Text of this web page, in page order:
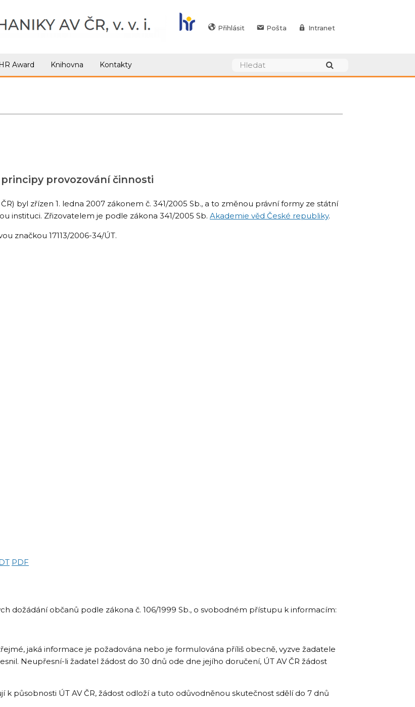
Přihlásit Pošta Intranet
HR Award Knihovna Kontakty
provozování činnosti
byl zřízen 1. ledna 2007 zákonem č. 341/2005 Sb., a to změnou právní formy ze státní
instituci. Zřizovatelem je podle zákona 341/2005 Sb. Akademie věd České republiky.
značkou 17113/2006-34/ÚT.
PDF
dožádání občanů podle zákona č. 106/1999 Sb., o svobodném přístupu k informacím:
jaká informace je požadována nebo je formulována příliš obecně, vyzve žadatele
Neupřesní-li žadatel žádost do 30 dnů ode dne jejího doručení, ÚT AV ČR žádost
působnosti ÚT AV ČR, žádost odloží a tuto odůvodněnou skutečnost sdělí do 7 dnů